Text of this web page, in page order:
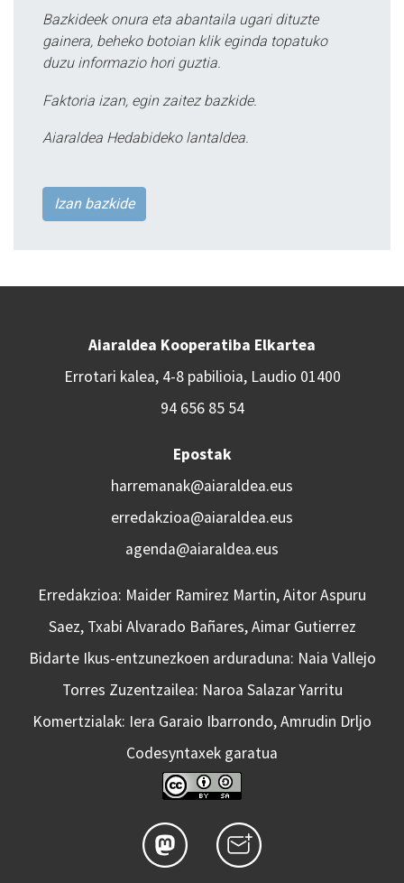
Bazkideek onura eta abantaila ugari dituzte
gainera, beheko botoian klik eginda topatuko
duzu informazio hori guztia.
Faktoria izan, egin zaitez bazkide.
Aiaraldea Hedabideko lantaldea.
Izan bazkide
Aiaraldea Kooperatiba Elkartea
Errotari kalea, 4-8 pabilioia, Laudio 01400
94 656 85 54
Epostak
harremanak@aiaraldea.eus
erredakzioa@aiaraldea.eus
agenda@aiaraldea.eus
Erredakzioa: Maider Ramirez Martin, Aitor Aspuru
Saez, Txabi Alvarado Bañares, Aimar Gutierrez
Bidarte Ikus-entzunezkoen arduraduna: Naia Vallejo
Torres Zuzentzailea: Naroa Salazar Yarritu
Komertzialak: Iera Garaio Ibarrondo, Amrudin Drljo
Codesyntaxek garatua